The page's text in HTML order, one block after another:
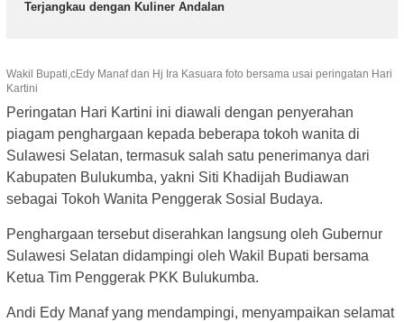
Terjangkau dengan Kuliner Andalan
Wakil Bupati,cEdy Manaf dan Hj Ira Kasuara foto bersama usai peringatan Hari
Kartini
Peringatan Hari Kartini ini diawali dengan penyerahan
piagam penghargaan kepada beberapa tokoh wanita di
Sulawesi Selatan, termasuk salah satu penerimanya dari
Kabupaten Bulukumba, yakni Siti Khadijah Budiawan
sebagai Tokoh Wanita Penggerak Sosial Budaya.
Penghargaan tersebut diserahkan langsung oleh Gubernur
Sulawesi Selatan didampingi oleh Wakil Bupati bersama
Ketua Tim Penggerak PKK Bulukumba.
Andi Edy Manaf yang mendampingi, menyampaikan selamat